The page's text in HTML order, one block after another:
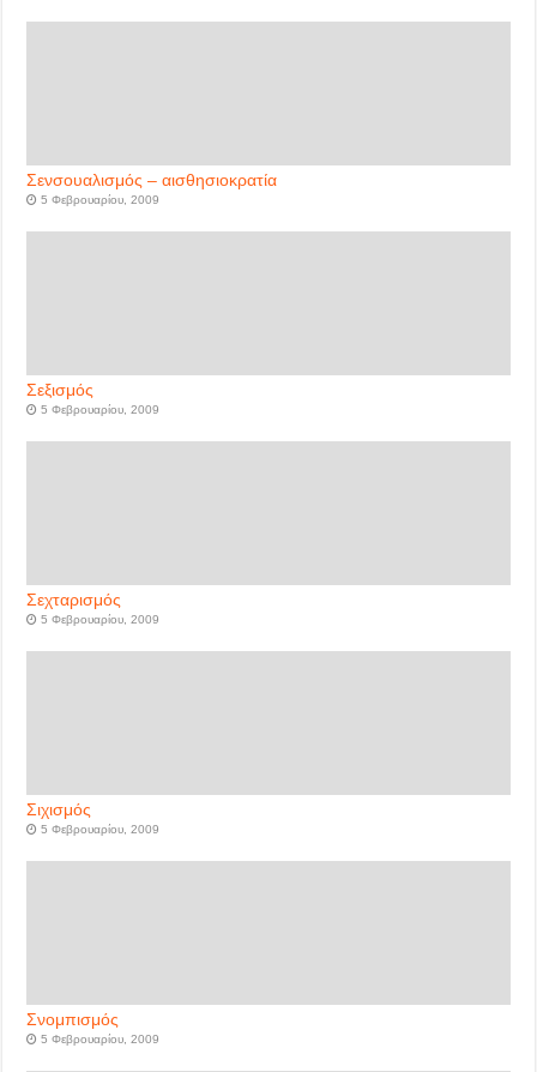
Σενσουαλισμός – αισθησιοκρατία
5 Φεβρουαρίου, 2009
Σεξισμός
5 Φεβρουαρίου, 2009
Σεχταρισμός
5 Φεβρουαρίου, 2009
Σιχισμός
5 Φεβρουαρίου, 2009
Σνομπισμός
5 Φεβρουαρίου, 2009